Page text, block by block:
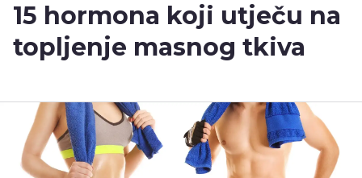
15 hormona koji utječu na
topljenje masnog tkiva